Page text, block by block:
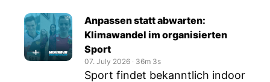
Anpassen statt abwarten:
Klimawandel im organisierten
Sport
07. July 2026 ‧ 36m 3s
Sport findet bekanntlich indoor